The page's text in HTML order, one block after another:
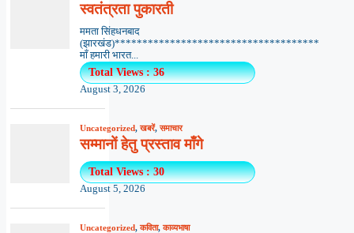
स्वतंत्रता पुकारती
ममता सिंहधनबाद
(झारखंड)*************************************
माँ हमारी भारत...
Total Views : 36
August 3, 2026
Uncategorized,खबरें,समाचार
सम्मानों हेतु प्रस्ताव माँगे
Total Views : 30
August 5, 2026
Uncategorized,कविता,काव्यभाषा